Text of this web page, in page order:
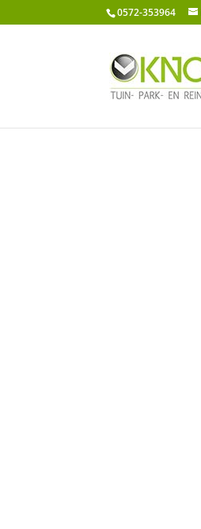
0572-353964